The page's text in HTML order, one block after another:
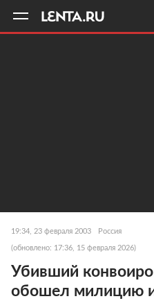
19:34, 23 февраля 2003 Россия
(обновлено: 17:36, 15 февраля 2026)
Убивший
обошел милицию